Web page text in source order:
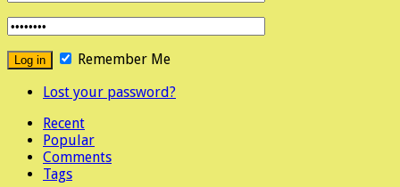
Remember Me
Lost your password?
Recent
Popular
Comments
Tags